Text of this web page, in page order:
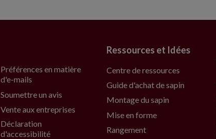
Préférences en matière
d'e-mails
Soumettre un avis
Vente aux entreprises
Déclaration
d'accessibilité
Ressources et Idées
Centre de ressources
Guide d'achat de sapin
Montage du sapin
Mise en forme
Rangement